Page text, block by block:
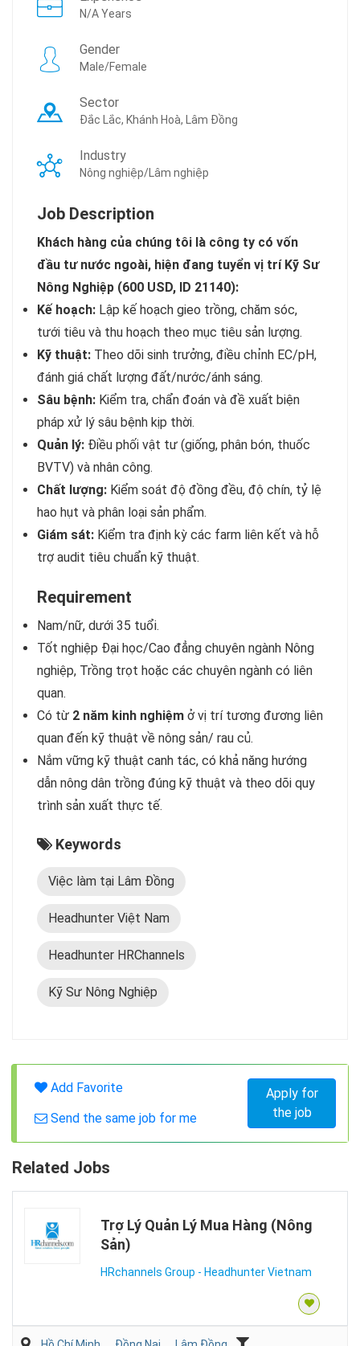
N/A Years
Gender
Male/Female
Sector
Đắc Lắc, Khánh Hoà, Lâm Đồng
Industry
Nông nghiệp/Lâm nghiệp
Job Description
Khách hàng của chúng tôi là công ty có vốn
đầu tư nước ngoài, hiện đang tuyển vị trí Kỹ Sư
Nông Nghiệp (600 USD, ID 21140):
Kế hoạch: Lập kế hoạch gieo trồng, chăm sóc,
tưới tiêu và thu hoạch theo mục tiêu sản lượng.
Kỹ thuật: Theo dõi sinh trưởng, điều chỉnh EC/pH,
đánh giá chất lượng đất/nước/ánh sáng.
Sâu bệnh: Kiểm tra, chẩn đoán và đề xuất biện
pháp xử lý sâu bệnh kịp thời.
Quản lý: Điều phối vật tư (giống, phân bón, thuốc
BVTV) và nhân công.
Chất lượng: Kiểm soát độ đồng đều, độ chín, tỷ lệ
hao hụt và phân loại sản phẩm.
Giám sát: Kiểm tra định kỳ các farm liên kết và hỗ
trợ audit tiêu chuẩn kỹ thuật.
Requirement
Nam/nữ, dưới 35 tuổi.
Tốt nghiệp Đại học/Cao đẳng chuyên ngành Nông
nghiệp, Trồng trọt hoặc các chuyên ngành có liên
quan.
Có từ 2 năm kinh nghiệm ở vị trí tương đương liên
quan đến kỹ thuật về nông sản/ rau củ.
Nắm vững kỹ thuật canh tác, có khả năng hướng
dẫn nông dân trồng đúng kỹ thuật và theo dõi quy
trình sản xuất thực tế.
Keywords
Việc làm tại Lâm Đồng
Headhunter Việt Nam
Headhunter HRChannels
Kỹ Sư Nông Nghiệp
Add Favorite
Send the same job for me
Apply for
the job
Related Jobs
Trợ Lý Quản Lý Mua Hàng (Nông
Sản)
HRchannels Group - Headhunter Vietnam